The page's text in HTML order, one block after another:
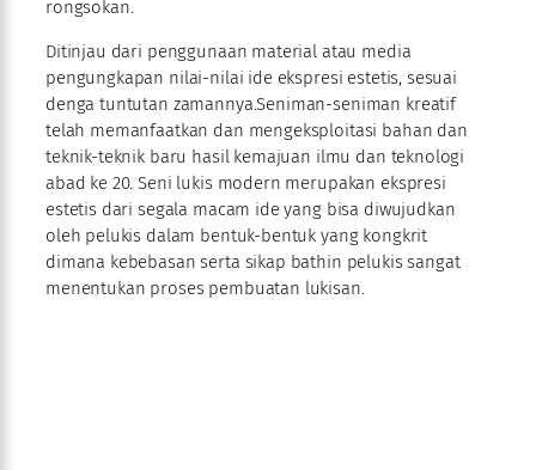
rongsokan.
Ditinjau dari penggunaan material atau media
pengungkapan nilai-nilai ide ekspresi estetis, sesuai
denga tuntutan zamannya.Seniman-seniman kreatif
telah memanfaatkan dan mengeksploitasi bahan dan
teknik-teknik baru hasil kemajuan ilmu dan teknologi
abad ke 20. Seni lukis modern merupakan ekspresi
estetis dari segala macam ide yang bisa diwujudkan
oleh pelukis dalam bentuk-bentuk yang kongkrit
dimana kebebasan serta sikap bathin pelukis sangat
menentukan proses pembuatan lukisan.